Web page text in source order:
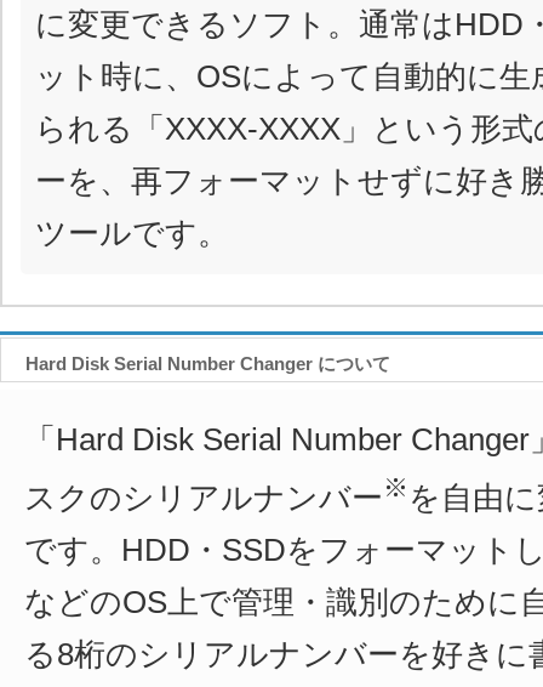
に変更できるソフト。通常はHDD
ット時に、OSによって自動的に
られる「XXXX-XXXX」という形
ーを、再フォーマットせずに好き
ツールです。
Hard Disk Serial Number Changer について
「Hard Disk Serial Number
スクのシリアルナンバー ※ を自由
です。HDD・SSDをフォーマット
などのOS上で管理・識別のために
る8桁のシリアルナンバーを好きに